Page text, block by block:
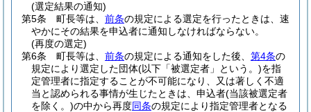
(選定結果の通知)
第5条
町長等は、 前条の規定による選定を行ったときは、速
やかにその結果を申込者に通知しなければならない。
(再度の選定)
第6条
町長等は、 前条の規定による通知をした後、 第4条の
規定により選定した団体(以下「被選定者」という。)を指
定管理者に指定することが不可能になり、又は著しく不適
当と認められる事情が生じたときは、申込者(当該被選定者
を除く。)の中から再度同条の規定により指定管理者となる